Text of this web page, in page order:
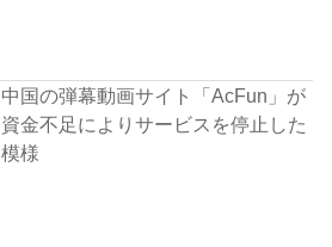
中国の弾幕動画サイト「AcFun」が
資金不足によりサービスを停止した
模様